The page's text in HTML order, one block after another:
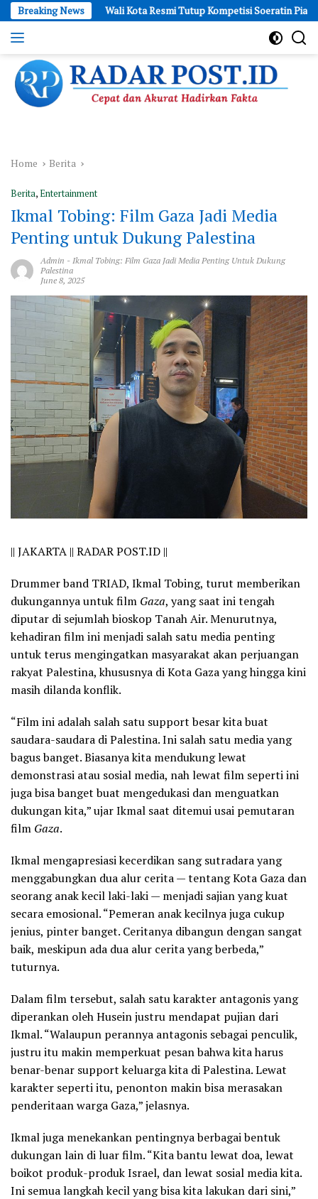
Skip
to
content
Breaking News
Wali Kota Resmi Tutup Kompetisi Soeratin Piala Wali Kota
dan
Akurat
Hadirkan
Fakta
Home Berita
Berita,Entertainment
Ikmal Tobing: Film Gaza Jadi Media
Penting untuk Dukung Palestina
Admin - Ikmal Tobing: Film Gaza Jadi Media Penting Untuk Dukung
Palestina
June 8, 2025
|| JAKARTA || RADAR POST.ID ||
Drummer band TRIAD, Ikmal Tobing, turut memberikan
dukungannya untuk film Gaza, yang saat ini tengah
diputar di sejumlah bioskop Tanah Air. Menurutnya,
kehadiran film ini menjadi salah satu media penting
untuk terus mengingatkan masyarakat akan perjuangan
rakyat Palestina, khususnya di Kota Gaza yang hingga kini
masih dilanda konflik.
“Film ini adalah salah satu support besar kita buat
saudara-saudara di Palestina. Ini salah satu media yang
bagus banget. Biasanya kita mendukung lewat
demonstrasi atau sosial media, nah lewat film seperti ini
juga bisa banget buat mengedukasi dan menguatkan
dukungan kita,” ujar Ikmal saat ditemui usai pemutaran
film Gaza.
Ikmal mengapresiasi kecerdikan sang sutradara yang
menggabungkan dua alur cerita — tentang Kota Gaza dan
seorang anak kecil laki-laki — menjadi sajian yang kuat
secara emosional. “Pemeran anak kecilnya juga cukup
jenius, pinter banget. Ceritanya dibangun dengan sangat
baik, meskipun ada dua alur cerita yang berbeda,”
tuturnya.
Dalam film tersebut, salah satu karakter antagonis yang
diperankan oleh Husein justru mendapat pujian dari
Ikmal. “Walaupun perannya antagonis sebagai penculik,
justru itu makin memperkuat pesan bahwa kita harus
benar-benar support keluarga kita di Palestina. Lewat
karakter seperti itu, penonton makin bisa merasakan
penderitaan warga Gaza,” jelasnya.
Ikmal juga menekankan pentingnya berbagai bentuk
dukungan lain di luar film. “Kita bantu lewat doa, lewat
boikot produk-produk Israel, dan lewat sosial media kita.
Ini semua langkah kecil yang bisa kita lakukan dari sini,”